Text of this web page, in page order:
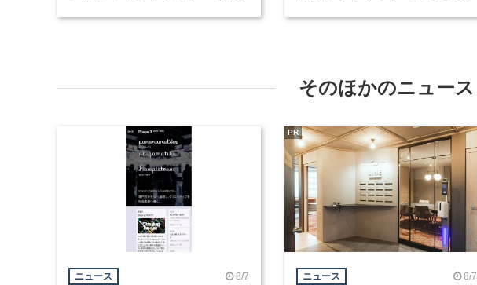
そのほかのニュース
ニュース 8/7 ニュース 8/7
PR